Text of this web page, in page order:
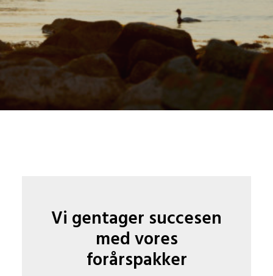
Vi gentager succesen
med vores
forårspakker